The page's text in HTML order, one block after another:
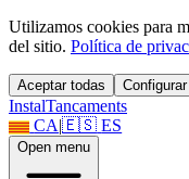
Utilizamos cookies para
del sitio. Política de
Aceptar todas Configurar
InstalTancaments
CA|🇪🇸 ES
Open menu